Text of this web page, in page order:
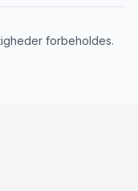
forbeholdes.